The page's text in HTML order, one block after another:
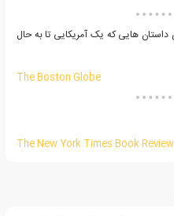
هایی که یک آمریکایی تا به حال
The Boston Globe
The New York Times Book Review